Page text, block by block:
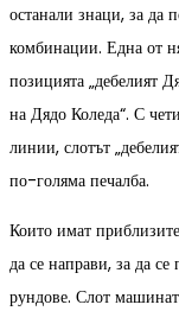
останали знаци, за да
комбинации. Една от
позицията „дебелият
на Дядо Коледа“. С
линии, слотът
по-голяма печалба.
Които имат
да се направи, за да
рундове. Слот